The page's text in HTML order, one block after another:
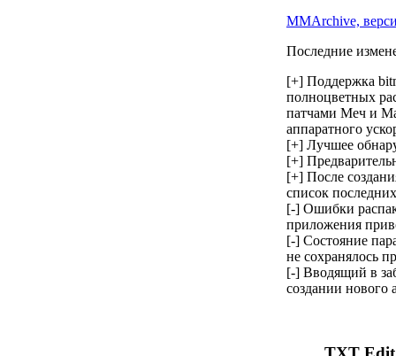
MMArchive,
Последние
[+] Поддержка
полноцветных
патчами Mеч и
аппаратного
[+] Лучшее
[+]
[+] После
список
[-] Ошибки
приложения
[-] Состояние
не сохранялось
[-] Вводящий в
создании нового